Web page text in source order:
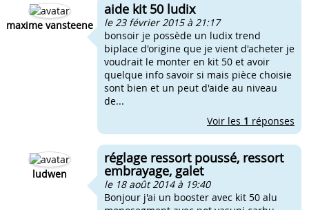
maxime vansteene
aide kit 50 ludix
le 23 février 2015 à 21:17
bonsoir je possède un ludix trend
biplace d'origine que je vient d'acheter je
voudrait le monter en kit 50 et avoir
quelque info savoir si mais pièce choisie
sont bien et un peut d'aide au niveau
de...
Voir les 1 réponses
ludwen
réglage ressort poussé, ressort
embrayage, galet
le 18 août 2014 à 19:40
Bonjour j'ai un booster avec kit 50 alu